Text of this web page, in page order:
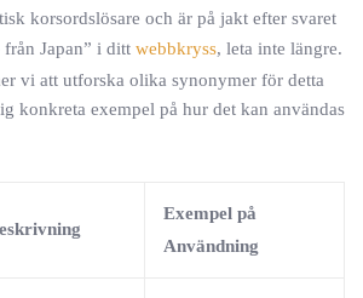
korsordslösare och är på jakt efter svaret
Japan” i ditt webbkryss, leta inte längre.
vi att utforska olika synonymer för detta
konkreta exempel på hur det kan användas
Exempel på
Användning